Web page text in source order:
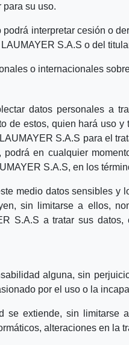
para su uso.
interpretar cesión o
S.A.S o del
o internacionales
datos personales a
de estos, quien hará uso
S.A.S para el
en cualquier
S.A.S, en los
medio datos sensibles
sin limitarse a ellos,
S.A.S a tratar sus
alguna, sin
por el uso o la
se extiende, sin
alteraciones en la